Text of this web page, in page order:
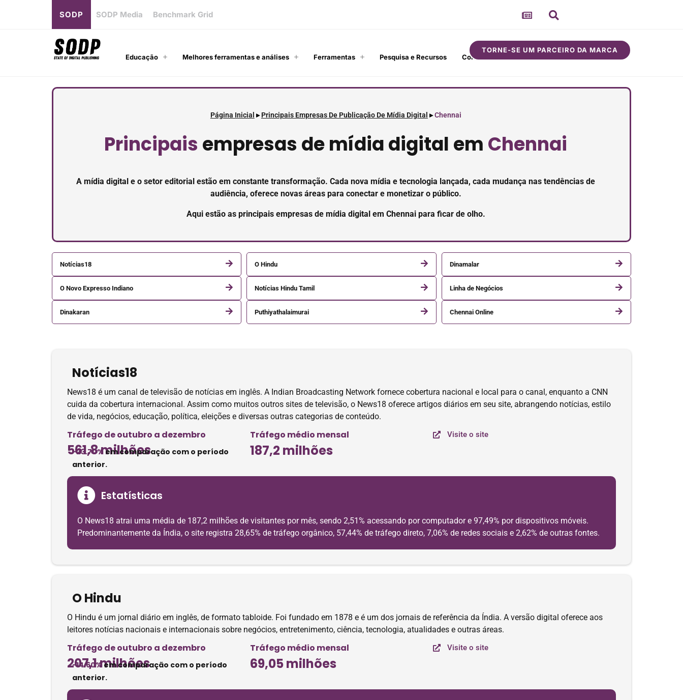
SODP SODP Media Benchmark Grid
Educação Melhores ferramentas e análises Ferramentas Pesquisa e Recursos Comunidade
TORNE-SE UM PARCEIRO DA MARCA
Página Inicial ▸Principais Empresas De Publicação De Mídia Digital ▸Chennai
Principais empresas de mídia digital em Chennai
A mídia digital e o setor editorial estão em constante transformação. Cada nova mídia e tecnologia lançada, cada mudança nas tendências de
audiência, oferece novas áreas para conectar e monetizar o público.
Aqui estão as principais empresas de mídia digital em Chennai para ficar de olho.
Notícias18 O Hindu Dinamalar
O Novo Expresso Indiano Notícias Hindu Tamil Linha de Negócios
Dinakaran Puthiyathalaimurai Chennai Online
Notícias18
News18 é um canal de televisão de notícias em inglês. A Indian Broadcasting Network fornece cobertura nacional e local para o canal, enquanto a CNN
cuida da cobertura internacional. Assim como muitos outros sites de televisão, o News18 oferece artigos diários em seu site, abrangendo notícias, estilo
de vida, negócios, educação, política, eleições e diversas outras categorias de conteúdo.
Tráfego de outubro a dezembro
561,8 milhões
-23.70%em comparação com o período
anterior.
Tráfego médio mensal
187,2 milhões
Visite o site
Estatísticas
O News18 atrai uma média de 187,2 milhões de visitantes por mês, sendo 2,51% acessando por computador e 97,49% por dispositivos móveis.
Predominantemente da Índia, o site registra 28,65% de tráfego orgânico, 57,44% de tráfego direto, 7,06% de redes sociais e 2,62% de outras fontes.
O Hindu
O Hindu é um jornal diário em inglês, de formato tabloide. Foi fundado em 1878 e é um dos jornais de referência da Índia. A versão digital oferece aos
leitores notícias nacionais e internacionais sobre negócios, entretenimento, ciência, tecnologia, atualidades e outras áreas.
Tráfego de outubro a dezembro
207,1 milhões
-14.60%em comparação com o período
anterior.
Tráfego médio mensal
69,05 milhões
Visite o site